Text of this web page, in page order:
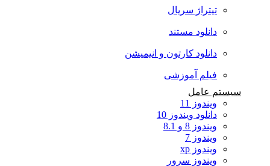
تیتراژ سریال
دانلود مستند
دانلود کارتون و انیمیشن
فیلم آموزشی
سیستم عامل
ویندوز 11
دانلود ویندوز 10
ویندوز 8 و 8.1
ویندوز 7
ویندوز xp
ویندوز سرور